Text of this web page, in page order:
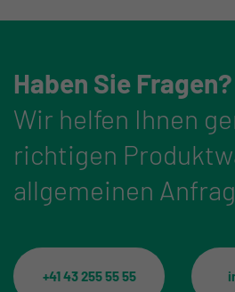
Haben Sie Fragen?
Wir helfen Ihnen
richtigen
allgemeinen
+41 43 255 55 55